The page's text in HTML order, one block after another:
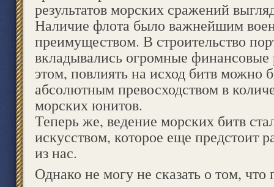
результатов морских сражений
Наличие флота было важнейшим
преимуществом. В строительство
вкладывались огромные
этом, повлиять на исход битв можно
абсолютным превосходством в
морских юнитов.
Теперь же, ведение морских битв
искусством, которое еще предстоит
из нас.
Однако не могу не сказать о том,